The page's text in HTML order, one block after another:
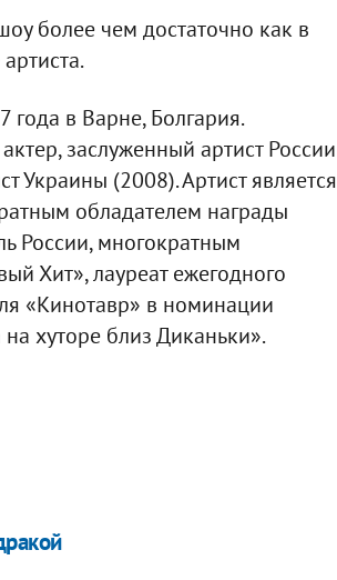
более чем достаточно как в
в Варне, Болгария.
заслуженный артист России
Украины (2008). Артист является
обладателем награды
России, многократным
Хит», лауреат ежегодного
«Кинотавр» в номинации
хуторе близ Диканьки».